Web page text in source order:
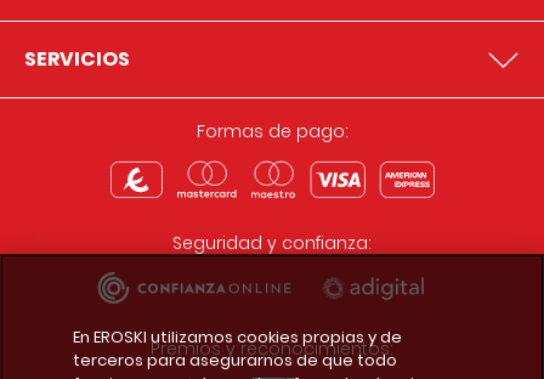
SERVICIOS
Formas de pago:
Seguridad y confianza:
Premios y reconocimientos:
En EROSKI utilizamos cookies propias y de
terceros para asegurarnos de que todo